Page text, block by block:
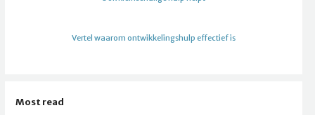
Vertel waarom ontwikkelingshulp effectief is
Most read